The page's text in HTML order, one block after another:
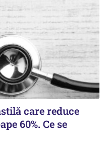
care reduce
60%. Ce se